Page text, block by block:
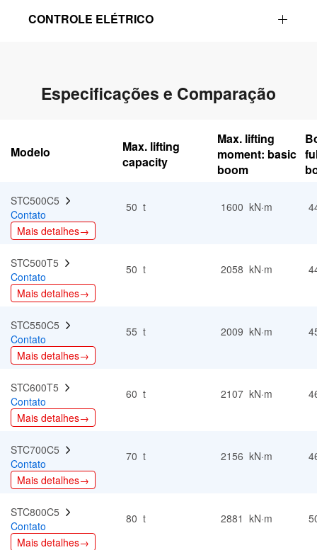
CONTROLE ELÉTRICO
Especificações e Comparação
Modelo
Max. lifting
capacity
Max. lifting
moment: basic
boom
STC500C5
Contato
Mais detalhes→
50 t 1600 kN·m
STC500T5
Contato
Mais detalhes→
50 t 2058 kN·m
STC550C5
Contato
Mais detalhes→
55 t 2009 kN·m
STC600T5
Contato
Mais detalhes→
60 t 2107 kN·m
STC700C5
Contato
Mais detalhes→
70 t 2156 kN·m
STC800C5
Contato
Mais detalhes→
80 t 2881 kN·m